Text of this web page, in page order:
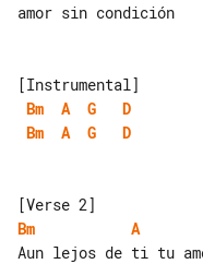
amor sin condición
Bm
A G
D
Bm
A G D
Bm
A